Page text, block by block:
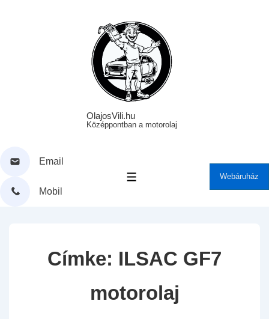
OlajosVili.hu
Középpontban a motorolaj
Email
Mobil
MENÜ Webáruház
Címke: ILSAC GF7
motorolaj